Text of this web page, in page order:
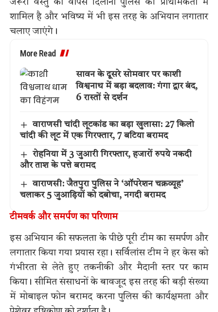
जरूरी वस्तु को वापस दिलाना पुलिस की प्राथमिकता में
शामिल है और भविष्य में भी इस तरह के अभियान लगातार
चलाए जाएंगे।
More Read
सावन के दूसरे सोमवार पर काशी
विश्वनाथ में बड़ा बदलाव: गंगा द्वार बंद,
6 रास्तों से दर्शन
वाराणसी चांदी लूटकांड का बड़ा खुलासा: 27 किलो
चांदी की लूट में एक गिरफ्तार, 7 बटिया बरामद
रोहनिया में 3 जुआरी गिरफ्तार, हजारों रुपये नकदी
और ताश के पत्ते बरामद
वाराणसी: जैतपुरा पुलिस ने ‘ऑपरेशन चक्रव्यूह’
चलाकर 5 जुआड़ियों को दबोचा, नगदी बरामद
टीमवर्क और समर्पण का परिणाम
इस अभियान की सफलता के पीछे पूरी टीम का समर्पण और
लगातार किया गया प्रयास रहा। सर्विलांस टीम ने हर केस को
गंभीरता से लेते हुए तकनीकी और मैदानी स्तर पर काम
किया। सीमित संसाधनों के बावजूद इस तरह की बड़ी संख्या
में मोबाइल फोन बरामद करना पुलिस की कार्यक्षमता और